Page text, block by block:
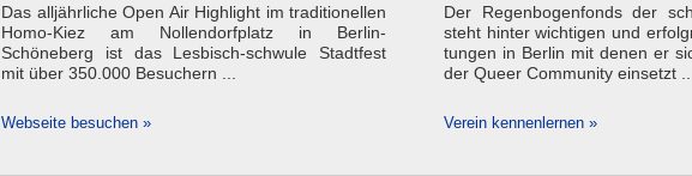
Das alljährliche Open Air Highlight im tradi­tio­nellen
Homo-Kiez am Nol­len­dorf­platz in Berlin-
Schöneberg ist das Lesbisch-schwule Stadtfest
mit über 350.000 Besuchern ...
Webseite besuchen »
Der Regenbogenfonds der
steht hinter wichtigen und
tungen in Berlin mit denen er
der Queer Community einsetzt ...
Verein kennenlernen »